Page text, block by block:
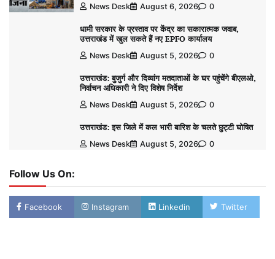
News Desk August 6, 2026 0
धामी सरकार के प्रस्ताव पर केंद्र का सकारात्मक जवाब,
उत्तराखंड में खुल सकते हैं नए EPFO कार्यालय
News Desk August 5, 2026 0
उत्तराखंड: बुजुर्ग और दिव्यांग मतदाताओं के घर पहुंचेंगे बीएलओ,
निर्वाचन अधिकारी ने दिए विशेष निर्देश
News Desk August 5, 2026 0
उत्तराखंड: इस जिले में कल भारी बारिश के चलते छुट्टी घोषित
News Desk August 5, 2026 0
Follow Us On:
Facebook Instagram Linkedin Twitter